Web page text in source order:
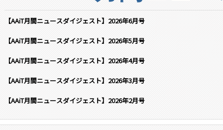
【AAiT月間ニュースダイジェスト】2026年6月号
【AAiT月間ニュースダイジェスト】2026年5月号
【AAiT月間ニュースダイジェスト】2026年4月号
【AAiT月間ニュースダイジェスト】2026年3月号
【AAiT月間ニュースダイジェスト】2026年2月号